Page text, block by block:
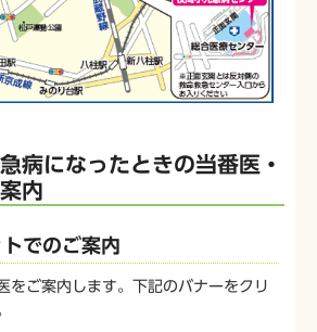
病になったときの当番医・
内
でのご案内
ご案内します。下記のバナーをクリ